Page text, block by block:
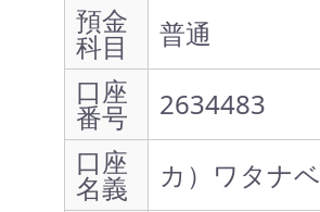
預金
科目
普通
口座
番号
2634483
口座
名義
カ）ワタナベ